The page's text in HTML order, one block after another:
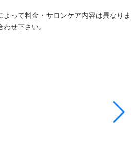
って料金・サロンケア内容は異なりま
せ下さい。